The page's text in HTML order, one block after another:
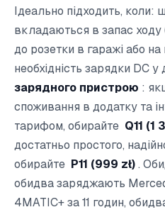
Ідеально підходить, коли:
вкладаються в запас ходу
до розетки в гаражі або
необхідність зарядки DC у
зарядного пристрою :
споживання в додатку та
тарифом, обирайте Q11 (1
достатньо простого,
обирайте P11 (999 zł).
обидва заряджають
4MATIC+ за 11 годин,